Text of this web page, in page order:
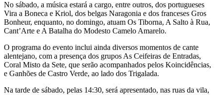
No sábado, a música estará a cargo, entre outros, dos portugueses
Vira a Boneca e Kriol, dos belgas Naragonia e dos franceses Gros
Bonheur, enquanto, no domingo, atuam Os Tiborna, A Salto à Rua,
Cant’Arte e A Batalha do Modesto Camelo Amarelo.
O programa do evento inclui ainda diversos momentos de cante
alentejano, com a presença dos grupos As Ceifeiras de Entradas,
Coral Misto da Sete, que serão acompanhados pelos Koincidências,
e Ganhões de Castro Verde, ao lado dos Trigalada.
Na tarde de sábado, pelas 14:30, será apresentado, nas ruas da vila,